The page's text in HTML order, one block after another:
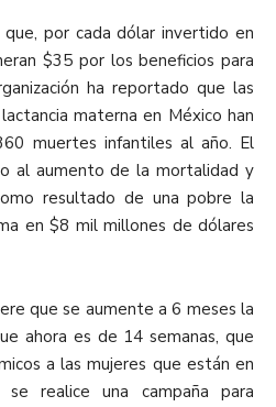
por cada dólar invertido en
$35 por los beneficios para
ha reportado que las
materna en México han
muertes infantiles al año. El
al aumento de la mortalidad y
resultado de una pobre la
en $8 mil millones de dólares
que se aumente a 6 meses la
ahora es de 14 semanas, que
a las mujeres que están en
realice una campaña para